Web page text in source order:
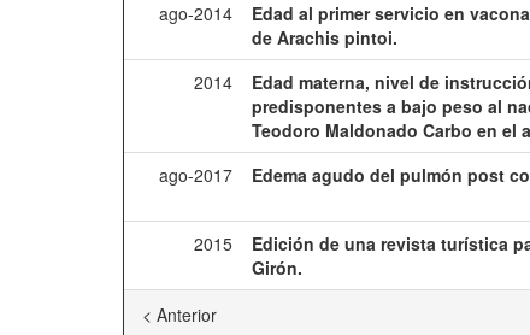
ago-2014
Edad al primer servicio en
de Arachis pintoi.
2014
Edad materna, nivel de
predisponentes a bajo peso al
Teodoro Maldonado Carbo en el
ago-2017 Edema agudo del pulmón post
2015
Edición de una revista turística
Girón.
< Anterior